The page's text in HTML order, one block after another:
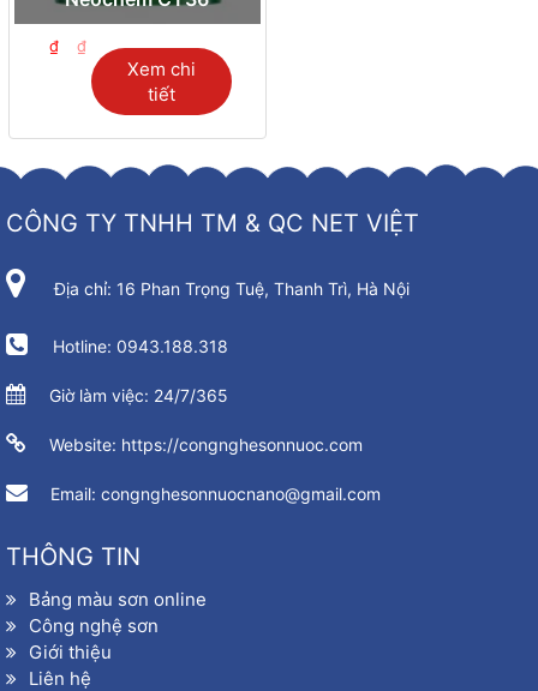
₫ ₫
Xem chi
tiết
CÔNG TY TNHH TM & QC NET VIỆT
Địa chỉ: 16 Phan Trọng Tuệ, Thanh Trì, Hà Nội
Hotline: 0943.188.318
Giờ làm việc: 24/7/365
Website: https://congnghesonnuoc.com
Email: congnghesonnuocnano@gmail.com
THÔNG TIN
Bảng màu sơn online
Công nghệ sơn
Giới thiệu
Liên hệ